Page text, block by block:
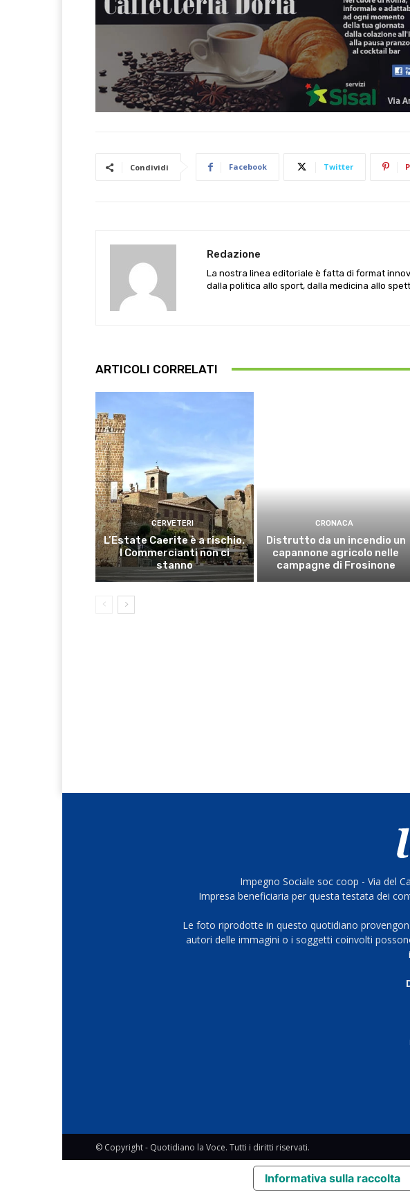
Condividi Facebook Twitter
Redazione
La nostra linea editoriale è fatta di format
dalla politica allo sport, dalla medicina allo
ARTICOLI CORRELATI
CERVETERI
L’Estate Caerite è a rischio.
I Commercianti non ci
stanno
CRONACA
Distrutto da un incendio un
capannone agricolo nelle
campagne di Frosinone
Impegno Sociale soc coop - Via del
Impresa beneficiaria per questa testata dei
Le foto riprodotte in questo quotidiano
autori delle immagini o i soggetti coinvolti
© Copyright - Quotidiano la Voce. Tutti i diritti riservati.
Informativa sulla raccolta